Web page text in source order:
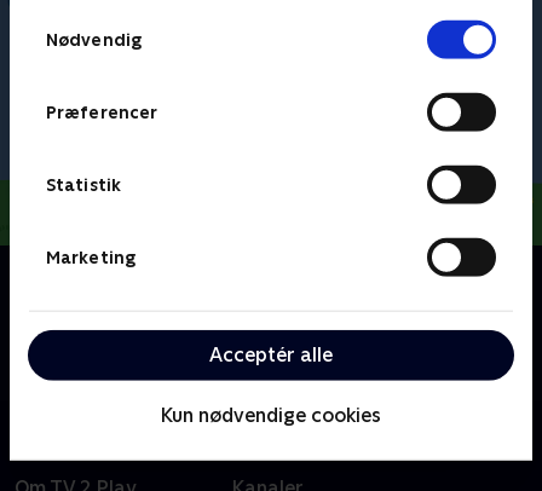
Nødvendig
Præferencer
Statistik
Marketing
Acceptér alle
Kun nødvendige cookies
lillebror Gustav, mor Gris og far Gris. Gurli elsker at
lege og at besøge spændende steder.